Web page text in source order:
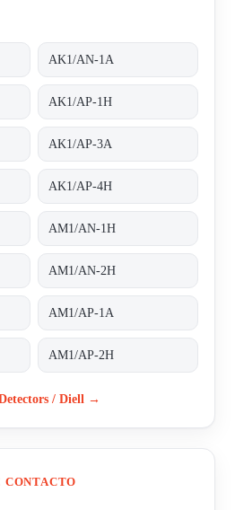
AK1/AN-1A
AK1/AP-1H
AK1/AP-3A
AK1/AP-4H
AM1/AN-1H
AM1/AN-2H
AM1/AP-1A
AM1/AP-2H
/ Diell →